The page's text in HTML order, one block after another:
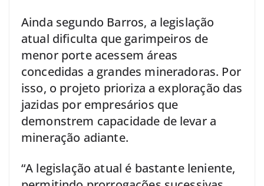
Ainda segundo Barros, a legislação
atual dificulta que garimpeiros de
menor porte acessem áreas
concedidas a grandes mineradoras. Por
isso, o projeto prioriza a exploração das
jazidas por empresários que
demonstrem capacidade de levar a
mineração adiante.
“A legislação atual é bastante leniente,